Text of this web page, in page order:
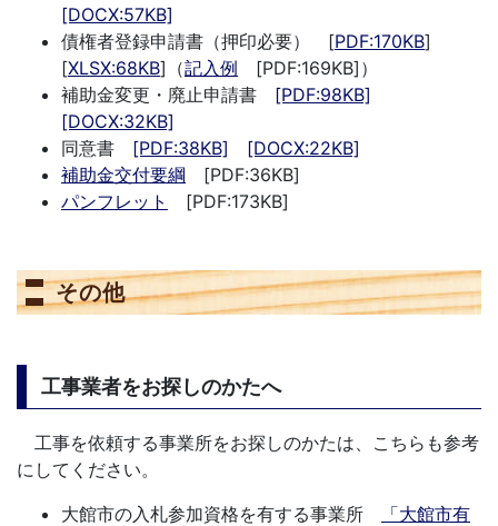
[DOCX:57KB]
債権者登録申請書（押印必要） [PDF:170KB]
[XLSX:68KB]（記入例
[PDF:169KB]）
補助金変更・廃止申請書 [PDF:98KB]
[DOCX:32KB]
同意書 [PDF:38KB]
[DOCX:22KB]
補助金交付要綱 [PDF:36KB]
パンフレット
[PDF:173KB]
その他
工事業者をお探しのかたへ
工事を依頼する事業所をお探しのかたは、こちらも参考
にしてください。
大館市の入札参加資格を有する事業所
「大館市有